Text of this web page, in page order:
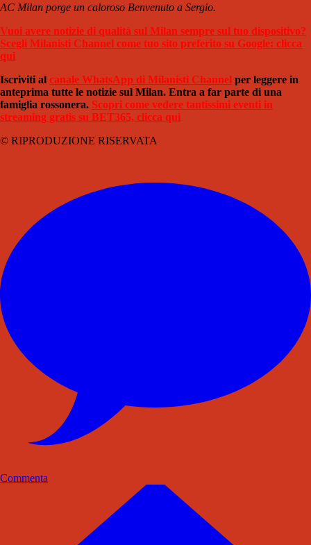
AC Milan porge un caloroso Benvenuto a Sergio.
Vuoi avere notizie di qualità sul Milan sempre sul tuo dispositivo?
Scegli Milanisti Channel come tuo sito preferito su Google: clicca
qui
Iscriviti al canale WhatsApp di Milanisti Channel per leggere in
anteprima tutte le notizie sul Milan. Entra a far parte di una
famiglia rossonera. Scopri come vedere tantissimi eventi in
streaming gratis su BET365, clicca qui
© RIPRODUZIONE RISERVATA
Commenta